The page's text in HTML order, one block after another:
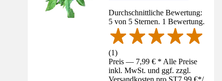
Durchschnittliche Bewertung:
5 von 5 Sternen. 1 Bewertung.
(1)
Preis — 7,99 € * Alle Preise
inkl. MwSt. und ggf. zzgl.
Versandkosten pro ST7,99 €*/